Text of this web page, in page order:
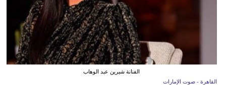
الفنانة شيرين عبد الوهاب
القاهرة - صوت الإمارات